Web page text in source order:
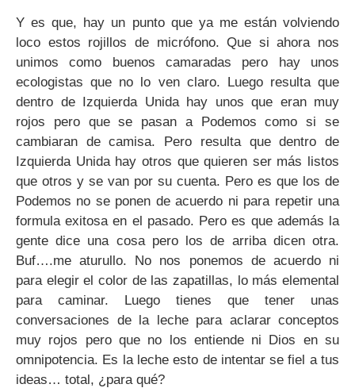
Y es que, hay un punto que ya me están volviendo
loco estos rojillos de micrófono. Que si ahora nos
unimos como buenos camaradas pero hay unos
ecologistas que no lo ven claro. Luego resulta que
dentro de Izquierda Unida hay unos que eran muy
rojos pero que se pasan a Podemos como si se
cambiaran de camisa. Pero resulta que dentro de
Izquierda Unida hay otros que quieren ser más listos
que otros y se van por su cuenta. Pero es que los de
Podemos no se ponen de acuerdo ni para repetir una
formula exitosa en el pasado. Pero es que además la
gente dice una cosa pero los de arriba dicen otra.
Buf….me aturullo. No nos ponemos de acuerdo ni
para elegir el color de las zapatillas, lo más elemental
para caminar. Luego tienes que tener unas
conversaciones de la leche para aclarar conceptos
muy rojos pero que no los entiende ni Dios en su
omnipotencia. Es la leche esto de intentar se fiel a tus
ideas… total, ¿para qué?